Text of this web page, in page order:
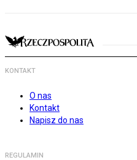
KONTAKT
O nas
Kontakt
Napisz do nas
REGULAMIN